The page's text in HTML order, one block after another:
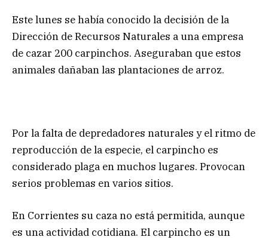
Este lunes se había conocido la decisión de la
Dirección de Recursos Naturales a una empresa
de cazar 200 carpinchos. Aseguraban que estos
animales dañaban las plantaciones de arroz.
Por la falta de depredadores naturales y el ritmo de
reproducción de la especie, el carpincho es
considerado plaga en muchos lugares. Provocan
serios problemas en varios sitios.
En Corrientes su caza no está permitida, aunque
es una actividad cotidiana. El carpincho es un